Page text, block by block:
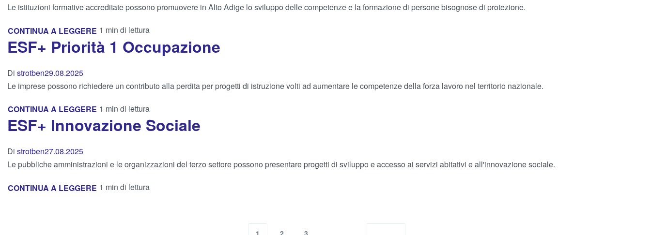
Le istituzioni formative accreditate possono promuovere in Alto Adige lo sviluppo delle competenze e la formazione di persone bisognose di protezione.
CONTINUA A LEGGERE 1 min di lettura
ESF+ Priorità 1 Occupazione
Di strotben29.08.2025
Le imprese possono richiedere un contributo alla perdita per progetti di istruzione volti ad aumentare le competenze della forza lavoro nel territorio nazionale.
CONTINUA A LEGGERE 1 min di lettura
ESF+ Innovazione Sociale
Di strotben27.08.2025
Le pubbliche amministrazioni e le organizzazioni del terzo settore possono presentare progetti di sviluppo e accesso ai servizi abitativi e all'innovazione sociale.
CONTINUA A LEGGERE 1 min di lettura